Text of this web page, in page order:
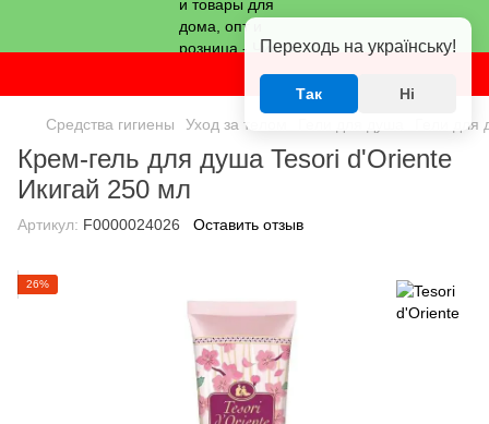
Средства гигиены Уход за телом Гели
Крем-гель для душа Tesori d'Oriente
Икигай 250 мл
Артикул: F0000024026 Оставить отзыв
26%
Переходь на українську!
Так Ні